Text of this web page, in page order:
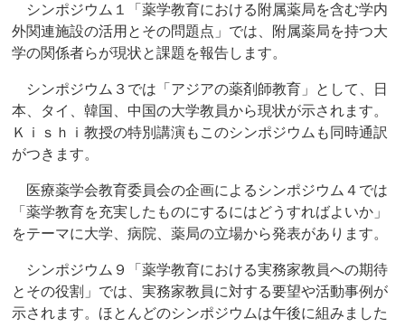
シンポジウム１「薬学教育における附属薬局を含む学内
外関連施設の活用とその問題点」では、附属薬局を持つ大
学の関係者らが現状と課題を報告します。
シンポジウム３では「アジアの薬剤師教育」として、日
本、タイ、韓国、中国の大学教員から現状が示されます。
Ｋｉｓｈｉ教授の特別講演もこのシンポジウムも同時通訳
がつきます。
医療薬学会教育委員会の企画によるシンポジウム４では
「薬学教育を充実したものにするにはどうすればよいか」
をテーマに大学、病院、薬局の立場から発表があります。
シンポジウム９「薬学教育における実務家教員への期待
とその役割」では、実務家教員に対する要望や活動事例が
示されます。ほとんどのシンポジウムは午後に組みました